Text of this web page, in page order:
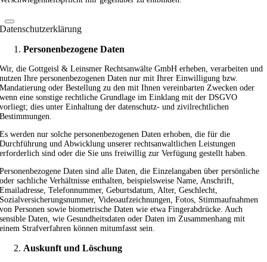
Datenschutzerklärung
Personenbezogene Daten
Wir, die Gottgeisl & Leinsmer Rechtsanwälte GmbH erheben, verarbeiten und
nutzen Ihre personenbezogenen Daten nur mit Ihrer Einwilligung bzw.
Mandatierung oder Bestellung zu den mit Ihnen vereinbarten Zwecken oder
wenn eine sonstige rechtliche Grundlage im Einklang mit der DSGVO
vorliegt; dies unter Einhaltung der datenschutz- und zivilrechtlichen
Bestimmungen.
Es werden nur solche personenbezogenen Daten erhoben, die für die
Durchführung und Abwicklung unserer rechtsanwaltlichen Leistungen
erforderlich sind oder die Sie uns freiwillig zur Verfügung gestellt haben.
Personenbezogene Daten sind alle Daten, die Einzelangaben über persönliche
oder sachliche Verhältnisse enthalten, beispielsweise Name, Anschrift,
Emailadresse, Telefonnummer, Geburtsdatum, Alter, Geschlecht,
Sozialversicherungsnummer, Videoaufzeichnungen, Fotos, Stimmaufnahmen
von Personen sowie biometrische Daten wie etwa Fingerabdrücke. Auch
sensible Daten, wie Gesundheitsdaten oder Daten im Zusammenhang mit
einem Strafverfahren können mitumfasst sein.
Auskunft und Löschung